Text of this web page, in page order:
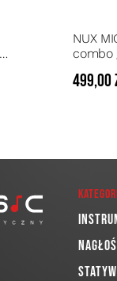
NUX
combo
499,00